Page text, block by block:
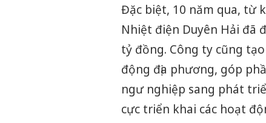
Đặc biệt, 10 năm qua, từ
Nhiệt điện Duyên Hải đã
tỷ đồng. Công ty cũng
động địa phương, góp
ngư nghiệp sang phát
cực triển khai các hoạt